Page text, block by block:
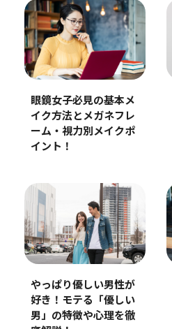
眼鏡女子必見の基本メ
イク方法とメガネフレ
ーム・視力別メイクポ
イント！
やっぱり優しい男性が
好き！モテる「優しい
男」の特徴や心理を徹